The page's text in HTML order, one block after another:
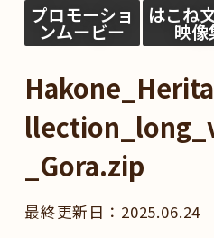
プロモーショ
ンムービー
はこね
映像
_Gora.zip
2025.06.24